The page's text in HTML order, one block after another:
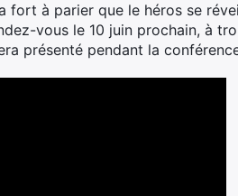
fort à parier que le héros se
vous le 10 juin prochain, à
présenté pendant la